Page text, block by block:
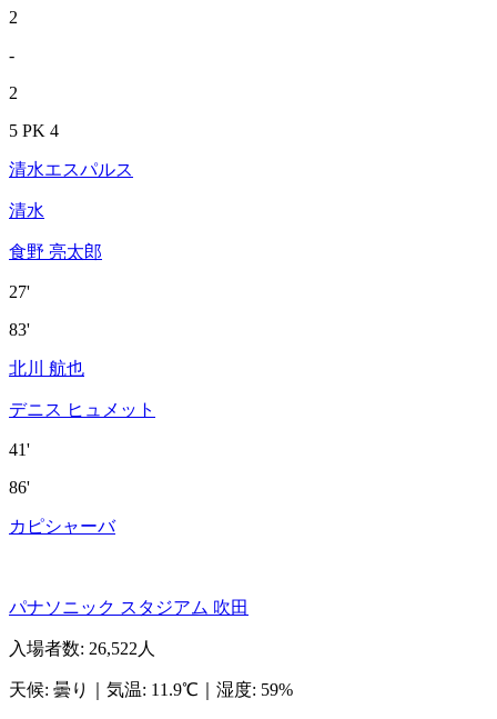
2
-
2
5 PK 4
清水エスパルス
清水
食野 亮太郎
27'
83'
北川 航也
デニス ヒュメット
41'
86'
カピシャーバ
パナソニック スタジアム 吹田
入場者数: 26,522人
天候: 曇り 気温: 11.9℃ 湿度: 59%